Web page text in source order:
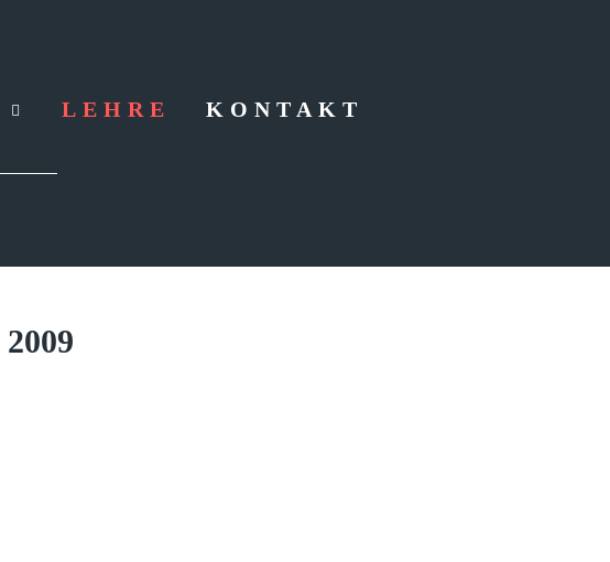
LEHRE KONTAKT
2009